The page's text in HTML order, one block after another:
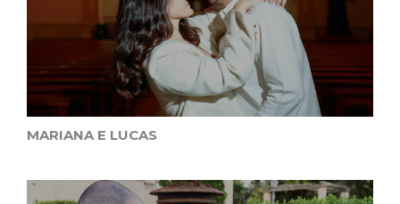
MARIANA E LUCAS